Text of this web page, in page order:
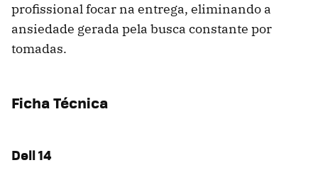
profissional focar na entrega, eliminando a
ansiedade gerada pela busca constante por
tomadas.
Ficha Técnica
Dell 14